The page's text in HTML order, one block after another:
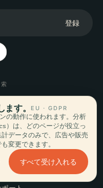
登録
的地
イド
のヒント
金を見る
ウンロード
ルプ
す。 EU · GDPR
の動作に使われます。分析
は、どのページが役立っ
データのみで、広告や販売
変更できます。
すべて受け入れる